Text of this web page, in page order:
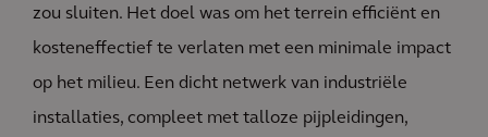
zou sluiten. Het doel was om het terrein efficiënt en
kosteneffectief te verlaten met een minimale impact
op het milieu. Een dicht netwerk van industriële
installaties, compleet met talloze pijpleidingen,